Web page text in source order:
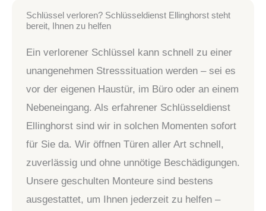
Schlüssel verloren? Schlüsseldienst Ellinghorst steht
bereit, Ihnen zu helfen
Ein verlorener Schlüssel kann schnell zu einer
unangenehmen Stresssituation werden – sei es
vor der eigenen Haustür, im Büro oder an einem
Nebeneingang. Als erfahrener Schlüsseldienst
Ellinghorst sind wir in solchen Momenten sofort
für Sie da. Wir öffnen Türen aller Art schnell,
zuverlässig und ohne unnötige Beschädigungen.
Unsere geschulten Monteure sind bestens
ausgestattet, um Ihnen jederzeit zu helfen –